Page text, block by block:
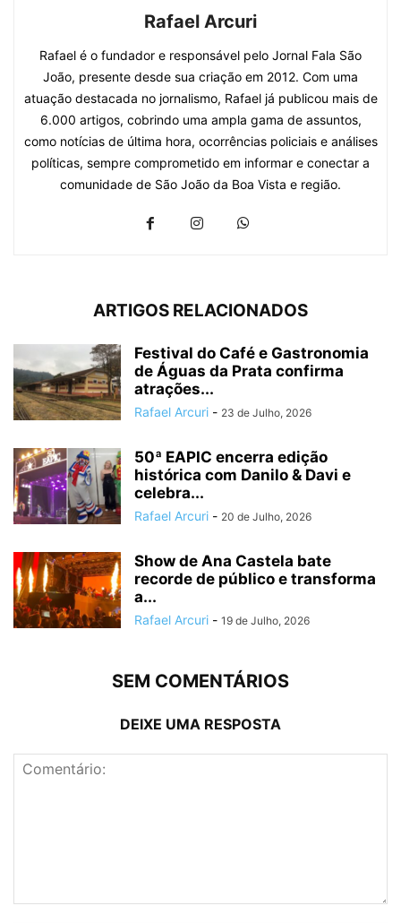
Rafael Arcuri
Rafael é o fundador e responsável pelo Jornal Fala São
João, presente desde sua criação em 2012. Com uma
atuação destacada no jornalismo, Rafael já publicou mais de
6.000 artigos, cobrindo uma ampla gama de assuntos,
como notícias de última hora, ocorrências policiais e análises
políticas, sempre comprometido em informar e conectar a
comunidade de São João da Boa Vista e região.
ARTIGOS RELACIONADOS
Festival do Café e Gastronomia
de Águas da Prata confirma
atrações...
Rafael Arcuri - 23 de Julho, 2026
50ª EAPIC encerra edição
histórica com Danilo & Davi e
celebra...
Rafael Arcuri - 20 de Julho, 2026
Show de Ana Castela bate
recorde de público e transforma
a...
Rafael Arcuri - 19 de Julho, 2026
SEM COMENTÁRIOS
DEIXE UMA RESPOSTA